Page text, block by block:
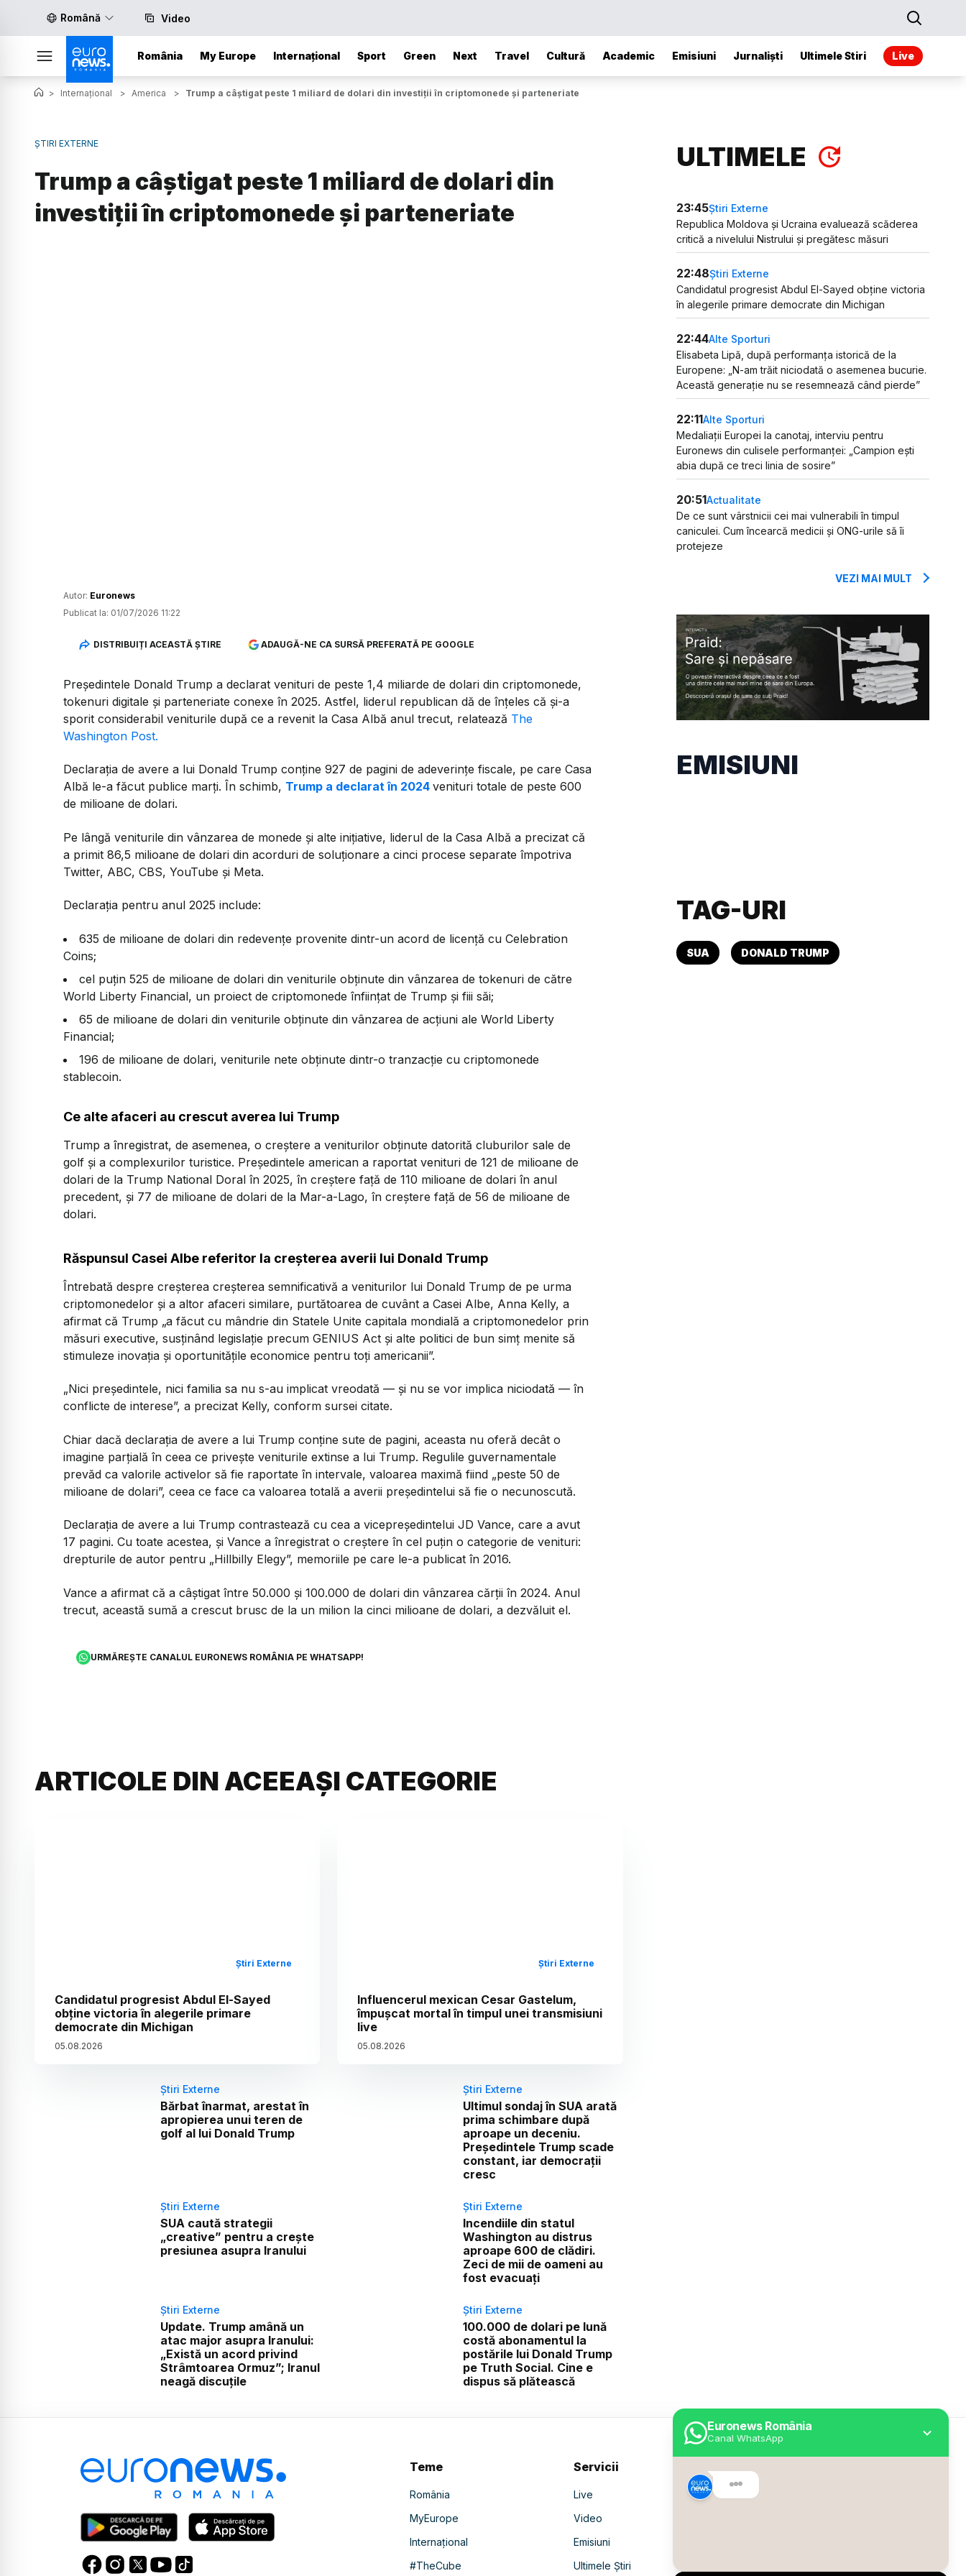
Română Video
România My Europe Internațional Sport Green Next Travel Cultură Academic Emisiuni Jurnaliști Ultimele Stiri Live
Euronews România
Canal WhatsApp
> Internațional > America > Trump a câștigat peste 1 miliard de dolari din investiții în criptomonede și parteneriate
ȘTIRI EXTERNE
Trump a câștigat peste 1 miliard de dolari din
investiții în criptomonede și parteneriate
Autor: Euronews
Publicat la: 01/07/2026 11:22
DISTRIBUIȚI ACEASTĂ ȘTIRE ADAUGĂ-NE CA SURSĂ PREFERATĂ PE GOOGLE
Președintele Donald Trump a declarat venituri de peste 1,4 miliarde de dolari din criptomonede,
tokenuri digitale și parteneriate conexe în 2025. Astfel, liderul republican dă de înțeles că și-a
sporit considerabil veniturile după ce a revenit la Casa Albă anul trecut, relatează The
Washington Post.
Declarația de avere a lui Donald Trump conține 927 de pagini de adeverințe fiscale, pe care Casa
Albă le-a făcut publice marți. În schimb, Trump a declarat în 2024 venituri totale de peste 600
de milioane de dolari.
Pe lângă veniturile din vânzarea de monede și alte inițiative, liderul de la Casa Albă a precizat că
a primit 86,5 milioane de dolari din acorduri de soluționare a cinci procese separate împotriva
Twitter, ABC, CBS, YouTube și Meta.
Declarația pentru anul 2025 include:
635 de milioane de dolari din redevențe provenite dintr-un acord de licență cu Celebration
Coins;
cel puțin 525 de milioane de dolari din veniturile obținute din vânzarea de tokenuri de către
World Liberty Financial, un proiect de criptomonede înființat de Trump și fiii săi;
65 de milioane de dolari din veniturile obținute din vânzarea de acțiuni ale World Liberty
Financial;
196 de milioane de dolari, veniturile nete obținute dintr-o tranzacție cu criptomonede
stablecoin.
Ce alte afaceri au crescut averea lui Trump
Trump a înregistrat, de asemenea, o creștere a veniturilor obținute datorită cluburilor sale de
golf și a complexurilor turistice. Președintele american a raportat venituri de 121 de milioane de
dolari de la Trump National Doral în 2025, în creștere față de 110 milioane de dolari în anul
precedent, și 77 de milioane de dolari de la Mar-a-Lago, în creștere față de 56 de milioane de
dolari.
Răspunsul Casei Albe referitor la creșterea averii lui Donald Trump
Întrebată despre creșterea creșterea semnificativă a veniturilor lui Donald Trump de pe urma
criptomonedelor și a altor afaceri similare, purtătoarea de cuvânt a Casei Albe, Anna Kelly, a
afirmat că Trump „a făcut cu mândrie din Statele Unite capitala mondială a criptomonedelor prin
măsuri executive, susținând legislație precum GENIUS Act și alte politici de bun simț menite să
stimuleze inovația și oportunitățile economice pentru toți americanii”.
„Nici președintele, nici familia sa nu s-au implicat vreodată — și nu se vor implica niciodată — în
conflicte de interese”, a precizat Kelly, conform sursei citate.
Chiar dacă declarația de avere a lui Trump conține sute de pagini, aceasta nu oferă decât o
imagine parțială în ceea ce privește veniturile extinse a lui Trump. Regulile guvernamentale
prevăd ca valorile activelor să fie raportate în intervale, valoarea maximă fiind „peste 50 de
milioane de dolari”, ceea ce face ca valoarea totală a averii președintelui să fie o necunoscută.
Declarația de avere a lui Trump contrastează cu cea a vicepreședintelui JD Vance, care a avut
17 pagini. Cu toate acestea, și Vance a înregistrat o creștere în cel puțin o categorie de venituri:
drepturile de autor pentru „Hillbilly Elegy”, memoriile pe care le-a publicat în 2016.
Vance a afirmat că a câștigat între 50.000 și 100.000 de dolari din vânzarea cărții în 2024. Anul
trecut, această sumă a crescut brusc de la un milion la cinci milioane de dolari, a dezvăluit el.
URMĂREȘTE CANALUL EURONEWS ROMÂNIA PE WHATSAPP!
ARTICOLE DIN ACEEAȘI CATEGORIE
Știri Externe
Candidatul progresist Abdul El-Sayed
obține victoria în alegerile primare
democrate din Michigan
05.08.2026
Știri Externe
Influencerul mexican Cesar Gastelum,
împușcat mortal în timpul unei transmisiuni
live
05.08.2026
Știri Externe
Bărbat înarmat, arestat în
apropierea unui teren de
golf al lui Donald Trump
Știri Externe
Ultimul sondaj în SUA arată
prima schimbare după
aproape un deceniu.
Președintele Trump scade
constant, iar democrații
cresc
Știri Externe
SUA caută strategii
„creative” pentru a crește
presiunea asupra Iranului
Știri Externe
Incendiile din statul
Washington au distrus
aproape 600 de clădiri.
Zeci de mii de oameni au
fost evacuați
Știri Externe
Update. Trump amână un
atac major asupra Iranului:
„Există un acord privind
Strâmtoarea Ormuz”; Iranul
neagă discuțile
Știri Externe
100.000 de dolari pe lună
costă abonamentul la
postările lui Donald Trump
pe Truth Social. Cine e
dispus să plătească
ULTIMELE
23:45Știri Externe
Republica Moldova și Ucraina evaluează scăderea
critică a nivelului Nistrului și pregătesc măsuri
22:48Știri Externe
Candidatul progresist Abdul El-Sayed obține victoria
în alegerile primare democrate din Michigan
22:44Alte Sporturi
Elisabeta Lipă, după performanța istorică de la
Europene: „N-am trăit niciodată o asemenea bucurie.
Această generație nu se resemnează când pierde”
22:11Alte Sporturi
Medaliații Europei la canotaj, interviu pentru
Euronews din culisele performanței: „Campion ești
abia după ce treci linia de sosire”
20:51Actualitate
De ce sunt vârstnicii cei mai vulnerabili în timpul
caniculei. Cum încearcă medicii și ONG-urile să îi
protejeze
VEZI MAI MULT
EMISIUNI
TAG-URI
SUA DONALD TRUMP
Teme
România
MyEurope
Internațional
#TheCube
Servicii
Live
Video
Emisiuni
Ultimele Știri
Despre Euronews